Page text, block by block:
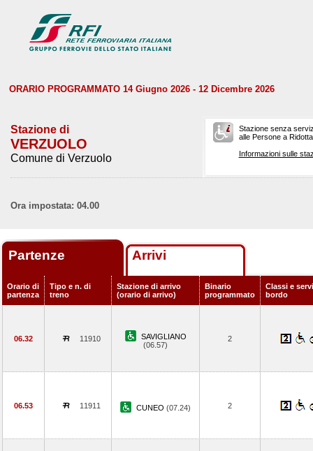
ORARIO PROGRAMMATO 14 Giugno 2026 - 12 Dicembre 2026
Stazione di
VERZUOLO
Comune di Verzuolo
Stazione senza
alle Persone a
Informazioni sulle
Ora impostata: 04.00
Partenze Arrivi
Orario di
partenza
Tipo e n. di
treno
Stazione di arrivo
(orario di arrivo)
Binario
programmato
Classi e
bordo
06.32 11910
SAVIGLIANO
(06.57)
2
06.53 11911 CUNEO (07.24) 2